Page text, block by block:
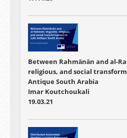
Between Rahmānān and al-
religious, and social
Antique South Arabia
Imar Koutchoukali
19.03.21